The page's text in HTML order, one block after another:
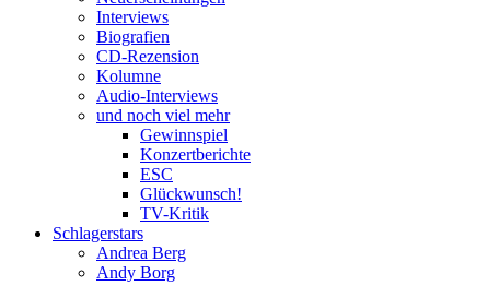
Interviews
Biografien
CD-Rezension
Kolumne
Audio-Interviews
und noch viel mehr
Gewinnspiel
Konzertberichte
ESC
Glückwunsch!
TV-Kritik
Schlagerstars
Andrea Berg
Andy Borg